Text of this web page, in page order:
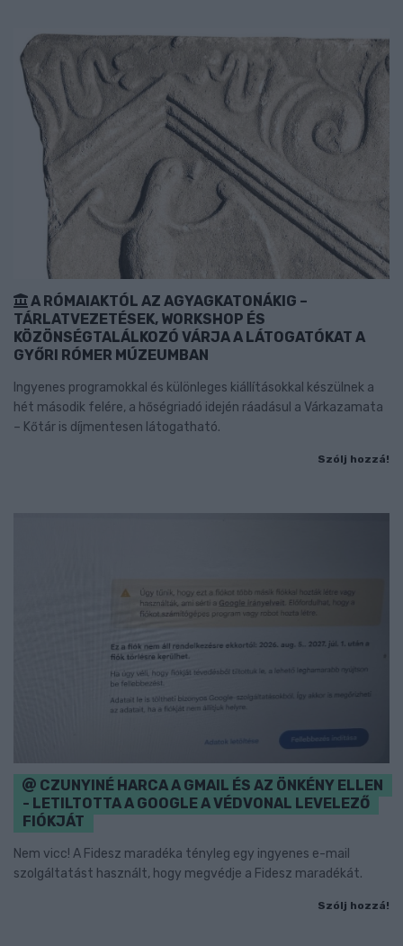
A RÓMAIAKTÓL AZ AGYAGKATONÁKIG –
TÁRLATVEZETÉSEK, WORKSHOP ÉS
KÖZÖNSÉGTALÁLKOZÓ VÁRJA A LÁTOGATÓKAT A
GYŐRI RÓMER MÚZEUMBAN
Ingyenes programokkal és különleges kiállításokkal készülnek a
hét második felére, a hőségriadó idején ráadásul a Várkazamata
– Kőtár is díjmentesen látogatható.
Szólj hozzá!
CZUNYINÉ HARCA A GMAIL ÉS AZ ÖNKÉNY ELLEN
- LETILTOTTA A GOOGLE A VÉDVONAL LEVELEZŐ
FIÓKJÁT
Nem vicc! A Fidesz maradéka tényleg egy ingyenes e-mail
szolgáltatást használt, hogy megvédje a Fidesz maradékát.
Szólj hozzá!